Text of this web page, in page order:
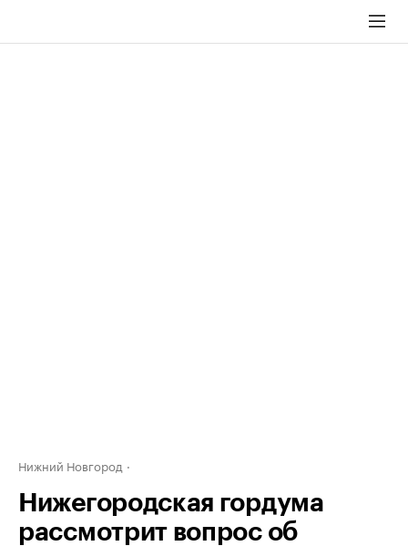
Нижний Новгород
Нижегородская гордума
рассмотрит вопрос об